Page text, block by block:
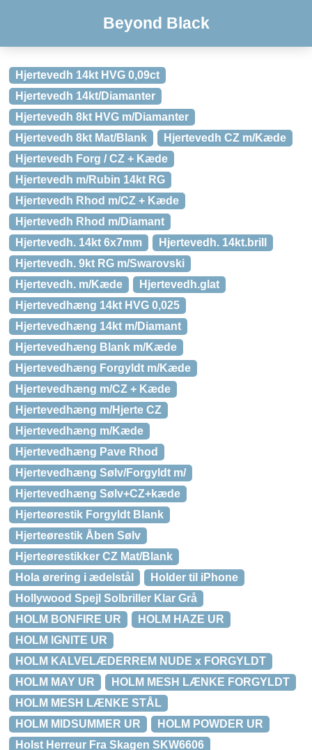
Beyond Black
Hjertevedh 14kt HVG 0,09ct
Hjertevedh 14kt/Diamanter
Hjertevedh 8kt HVG m/Diamanter
Hjertevedh 8kt Mat/Blank
Hjertevedh CZ m/Kæde
Hjertevedh Forg / CZ + Kæde
Hjertevedh m/Rubin 14kt RG
Hjertevedh Rhod m/CZ + Kæde
Hjertevedh Rhod m/Diamant
Hjertevedh. 14kt 6x7mm
Hjertevedh. 14kt.brill
Hjertevedh. 9kt RG m/Swarovski
Hjertevedh. m/Kæde
Hjertevedh.glat
Hjertevedhæng 14kt HVG 0,025
Hjertevedhæng 14kt m/Diamant
Hjertevedhæng Blank m/Kæde
Hjertevedhæng Forgyldt m/Kæde
Hjertevedhæng m/CZ + Kæde
Hjertevedhæng m/Hjerte CZ
Hjertevedhæng m/Kæde
Hjertevedhæng Pave Rhod
Hjertevedhæng Sølv/Forgyldt m/
Hjertevedhæng Sølv+CZ+kæde
Hjerteørestik Forgyldt Blank
Hjerteørestik Åben Sølv
Hjerteørestikker CZ Mat/Blank
Hola ørering i ædelstål
Holder til iPhone
Hollywood Spejl Solbriller Klar Grå
HOLM BONFIRE UR
HOLM HAZE UR
HOLM IGNITE UR
HOLM KALVELÆDERREM NUDE x FORGYLDT
HOLM MAY UR
HOLM MESH LÆNKE FORGYLDT
HOLM MESH LÆNKE STÅL
HOLM MIDSUMMER UR
HOLM POWDER UR
Holst Herreur Fra Skagen SKW6606